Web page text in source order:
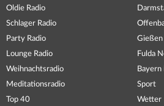
Oldie Radio
Schlager Radio
Party Radio
Lounge Radio
Weihnachtsradio
Meditationsradio
Top 40
Gießen
Fulda
Bayern
Sport
Wetter